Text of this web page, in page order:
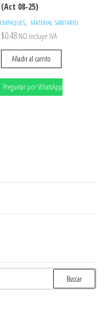
(Act 08-25)
EMPAQUES, MATERIAL SANITARIO
$0.48 NO incluye IVA
Añadir al carrito
Preguntar por WhatsApp